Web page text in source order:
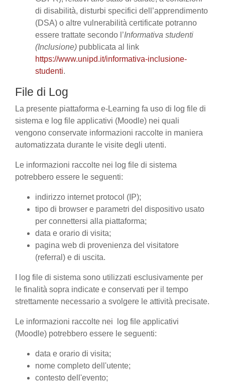
di disabilità, disturbi specifici dell’apprendimento
(DSA) o altre vulnerabilità certificate potranno
essere trattate secondo l’Informativa studenti
(Inclusione) pubblicata al link
https://www.unipd.it/informativa-inclusione-
studenti.
File di Log
La presente piattaforma e-Learning fa uso di log file di
sistema e log file applicativi (Moodle) nei quali
vengono conservate informazioni raccolte in maniera
automatizzata durante le visite degli utenti.
Le informazioni raccolte nei log file di sistema
potrebbero essere le seguenti:
indirizzo internet protocol (IP);
tipo di browser e parametri del dispositivo usato
per connettersi alla piattaforma;
data e orario di visita;
pagina web di provenienza del visitatore
(referral) e di uscita.
I log file di sistema sono utilizzati esclusivamente per
le finalità sopra indicate e conservati per il tempo
strettamente necessario a svolgere le attività precisate.
Le informazioni raccolte nei log file applicativi
(Moodle) potrebbero essere le seguenti:
data e orario di visita;
nome completo dell'utente;
contesto dell'evento;